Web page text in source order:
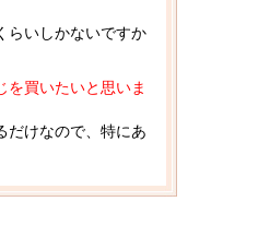
らいしかないですか
を買いたいと思いま
だけなので、特にあ